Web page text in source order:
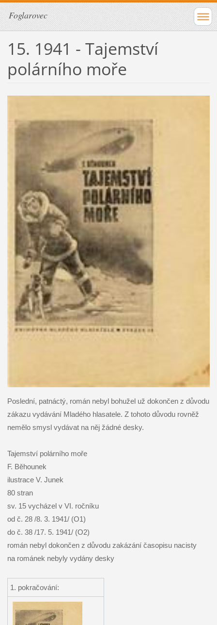
Foglarovec
15. 1941 - Tajemství
polárního moře
Poslední, patnáctý, román nebyl bohužel už dokončen z důvodu
zákazu vydávání Mladého hlasatele. Z tohoto důvodu rovněž
nemělo smysl vydávat na něj žádné desky.
Tajemství polárního moře
F. Běhounek
ilustrace V. Junek
80 stran
sv. 15 vycházel v VI. ročníku
od č. 28 /8. 3. 1941/ (O1)
do č. 38 /17. 5. 1941/ (O2)
román nebyl dokončen z důvodu zakázání časopisu nacisty
na románek nebyly vydány desky
1. pokračování: